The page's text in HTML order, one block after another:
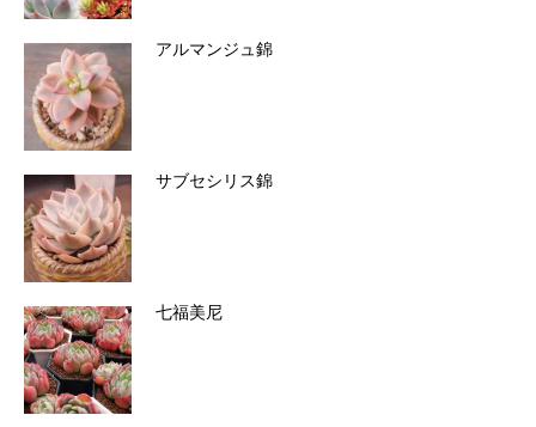
アルマンジュ錦
サブセシリス錦
七福美尼